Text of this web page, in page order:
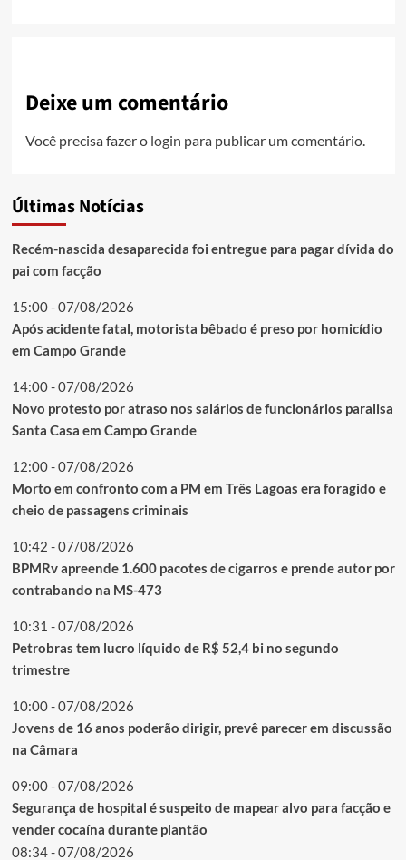
Deixe um comentário
Você precisa fazer o login para publicar um comentário.
Últimas Notícias
Recém-nascida desaparecida foi entregue para pagar dívida do
pai com facção
15:00 - 07/08/2026
Após acidente fatal, motorista bêbado é preso por homicídio
em Campo Grande
14:00 - 07/08/2026
Novo protesto por atraso nos salários de funcionários paralisa
Santa Casa em Campo Grande
12:00 - 07/08/2026
Morto em confronto com a PM em Três Lagoas era foragido e
cheio de passagens criminais
10:42 - 07/08/2026
BPMRv apreende 1.600 pacotes de cigarros e prende autor por
contrabando na MS-473
10:31 - 07/08/2026
Petrobras tem lucro líquido de R$ 52,4 bi no segundo
trimestre
10:00 - 07/08/2026
Jovens de 16 anos poderão dirigir, prevê parecer em discussão
na Câmara
09:00 - 07/08/2026
Segurança de hospital é suspeito de mapear alvo para facção e
vender cocaína durante plantão
08:34 - 07/08/2026